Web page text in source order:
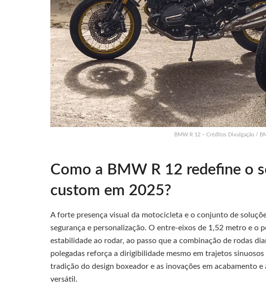
BMW R 12 – Créditos Divulgação /
Como a BMW R 12 redefine o
custom em 2025?
A forte presença visual da motocicleta e o conjunto de
segurança e personalização. O entre-eixos de 1,52 metro e o
estabilidade ao rodar, ao passo que a combinação de rodas
polegadas reforça a dirigibilidade mesmo em trajetos
tradição do design boxeador e as inovações em acabamento
versátil.